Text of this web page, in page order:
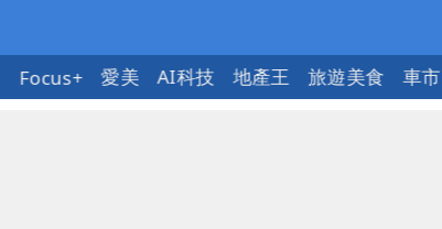
Focus+ 愛美 AI科技 地產王 旅遊美食 車市